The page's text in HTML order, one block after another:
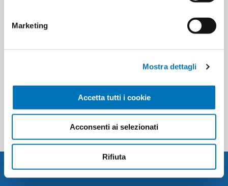
Marketing
Mostra dettagli
Accetta tutti i cookie
Acconsenti ai selezionati
Rifiuta
CHICCO BABY WIPES DELICATE
CATEGORIES
POPULAR TAGS
NEWSLETTER